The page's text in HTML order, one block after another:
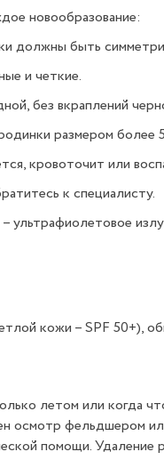
новообразование:
должны быть
и четкие.
без вкраплений
размером более
кровоточит или
к специалисту.
ультрафиолетовое
кожи – SPF 50+),
летом или когда
осмотр фельдшером
помощи.